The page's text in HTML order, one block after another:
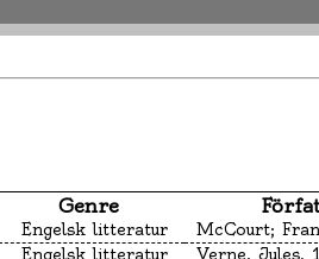
Genre
Engelsk litteratur McCourt;
Engelsk litteratur Verne, Jules,